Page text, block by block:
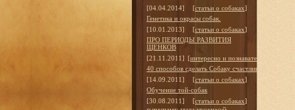
[04.04.2014] [статьи о собаках]
Генетика и окрасы собак.
[10.01.2013]
[статьи о собаках]
ПРО ПЕРИОДЫ РАЗВИТИЯ
ЩЕНКОВ
[21.11.2011] [интересно и познавательно
40 способов сделать Собаку счастливой
[14.09.2011]
[статьи о собаках]
Обучение той-собак
[30.08.2011]
[статьи о собаках]